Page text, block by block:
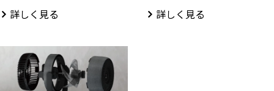
詳しく見る
詳しく見る